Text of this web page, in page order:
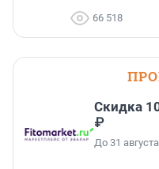
66 518
Скидка
₽
До 31